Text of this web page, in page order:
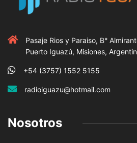
Pasaje Rios y Paraiso, B°
Puerto Iguazú, Misiones,
+54 (3757) 1552 5155
radioiguazu@hotmail.com
Nosotros